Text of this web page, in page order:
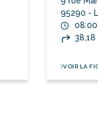
95290 -
38,18
VOIR LA